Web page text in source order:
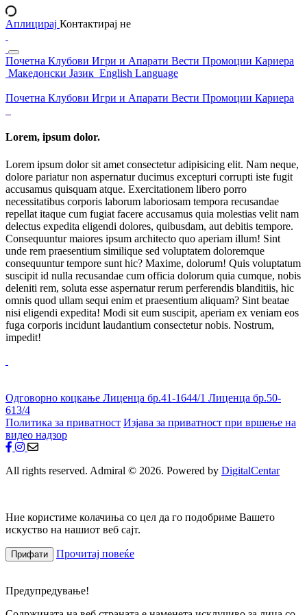
Аплицирај Контактирај не
Почетна Клубови Игри и Апарати Вести Промоции Кариера
Македонски Јазик English Language
Почетна Клубови Игри и Апарати Вести Промоции Кариера
Lorem, ipsum dolor.
Lorem ipsum dolor sit amet consectetur adipisicing elit. Nam neque,
dolore pariatur non aspernatur ducimus excepturi corrupti iste fugit
accusamus quisquam atque. Exercitationem libero porro
necessitatibus corporis laborum laboriosam tempora recusandae
repellat itaque cum fugiat facere accusamus quia molestias velit nam
delectus expedita eligendi dolores, quibusdam, aut debitis tempore.
Consequuntur maiores ipsum architecto quo aperiam illum! Sint
unde rem praesentium similique sed voluptatem doloremque
consequuntur tempore sunt hic? Maxime, dolorum! Quis voluptatum
suscipit id nulla recusandae cum officia dolorum quia cumque, nobis
deleniti rem, soluta esse aspernatur rerum perferendis blanditiis, hic
omnis quod ullam sequi enim et praesentium aliquam? Sint beatae
nisi eligendi expedita! Modi sit eum suscipit, aperiam ex veniam eos
fuga corporis incidunt laudantium consectetur nobis. Nostrum,
impedit!
Одговорно коцкање Лиценца бр.41-1644/1 Лиценца бр.50-
613/4
Политика за приватност Изјава за приватност при вршење на
видео надзор
All rights reserved. Admiral © 2026. Powered by DigitalCentar
Ние користиме колачиња со цел да го подобриме Вашето
искуство на нашиот веб сајт.
Прифати Прочитај повеќе
Предупредување!